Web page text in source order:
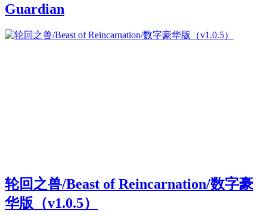
Guardian
轮回之兽/Beast of Reincarnation/数字豪
华版（v1.0.5）